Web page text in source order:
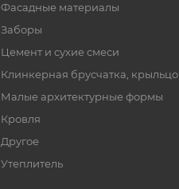
Фасадные материалы
Заборы
Цемент и сухие смеси
Клинкерная брусчатка, крыльцо
Малые архитектурные формы
Кровля
Другое
Утеплитель